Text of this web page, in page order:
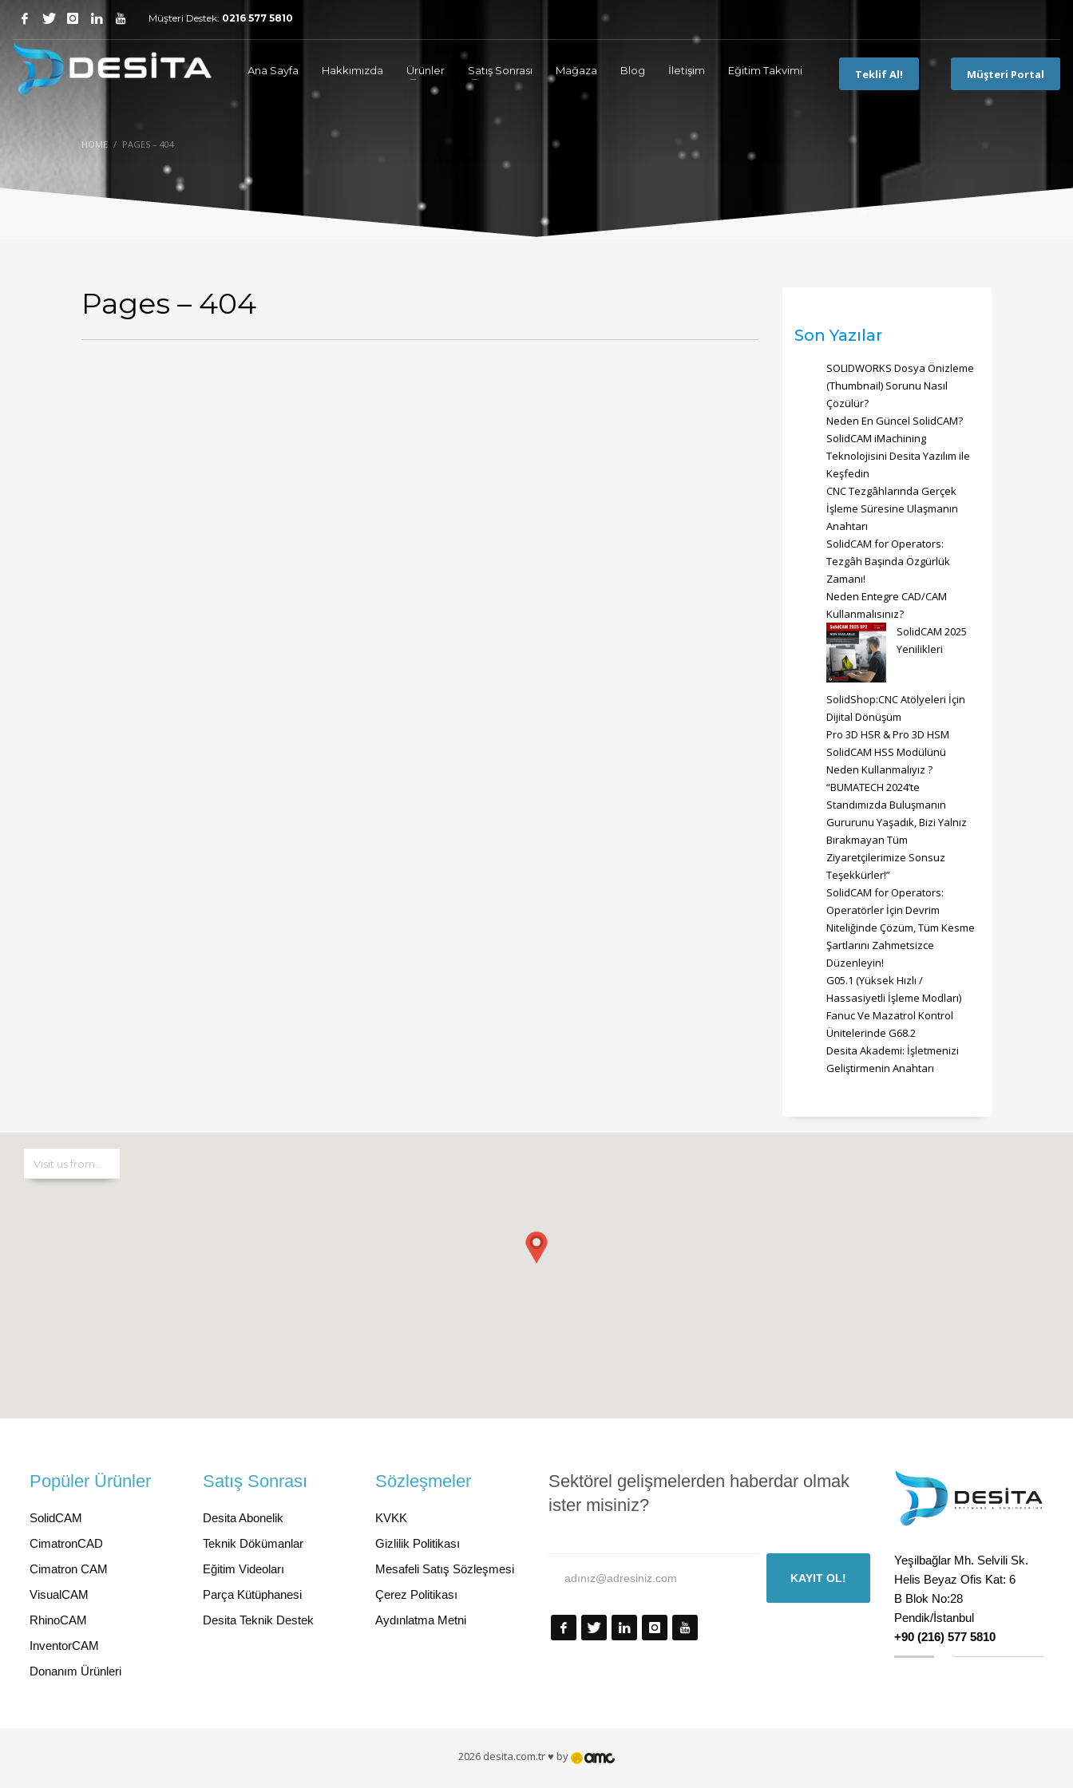
Müşteri Destek: 0216 577 5810
Ana Sayfa Hakkımızda Ürünler Satış Sonrası Mağaza Blog İletişim Eğitim Takvimi Teklif Al! Müşteri Portal
HOME PAGES – 404
Pages – 404
Son Yazılar
SOLIDWORKS Dosya Önizleme
(Thumbnail) Sorunu Nasıl
Çözülür?
Neden En Güncel SolidCAM?
SolidCAM iMachining
Teknolojisini Desita Yazılım ile
Keşfedin
CNC Tezgâhlarında Gerçek
İşleme Süresine Ulaşmanın
Anahtarı
SolidCAM for Operators:
Tezgâh Başında Özgürlük
Zamanı!
Neden Entegre CAD/CAM
Kullanmalısınız?
SolidCAM 2025
Yenilikleri
SolidShop:CNC Atölyeleri İçin
Dijital Dönüşüm
Pro 3D HSR & Pro 3D HSM
SolidCAM HSS Modülünü
Neden Kullanmalıyız ?
“BUMATECH 2024’te
Standımızda Buluşmanın
Gururunu Yaşadık, Bizi Yalnız
Bırakmayan Tüm
Ziyaretçilerimize Sonsuz
Teşekkürler!”
SolidCAM for Operators:
Operatörler İçin Devrim
Niteliğinde Çözüm, Tüm Kesme
Şartlarını Zahmetsizce
Düzenleyin!
G05.1 (Yüksek Hızlı /
Hassasiyetli İşleme Modları)
Fanuc Ve Mazatrol Kontrol
Ünitelerinde G68.2
Desita Akademi: İşletmenizi
Geliştirmenin Anahtarı
Popüler Ürünler
SolidCAM
CimatronCAD
Cimatron CAM
VisualCAM
RhinoCAM
InventorCAM
Donanım Ürünleri
Satış Sonrası
Desita Abonelik
Teknik Dökümanlar
Eğitim Videoları
Parça Kütüphanesi
Desita Teknik Destek
Sözleşmeler
KVKK
Gizlilik Politikası
Mesafeli Satış Sözleşmesi
Çerez Politikası
Aydınlatma Metni
Sektörel gelişmelerden haberdar olmak
ister misiniz?
KAYIT OL!
Yeşilbağlar Mh. Selvili Sk.
Helis Beyaz Ofis Kat: 6
B Blok No:28
Pendik/İstanbul
+90 (216) 577 5810
2026 desita.com.tr ♥ by